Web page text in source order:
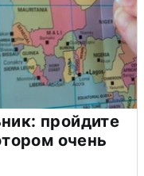
пройдите
очень